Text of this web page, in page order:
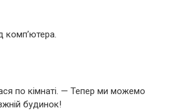
комп’ютера.
по кімнаті. — Тепер ми можемо
будинок!